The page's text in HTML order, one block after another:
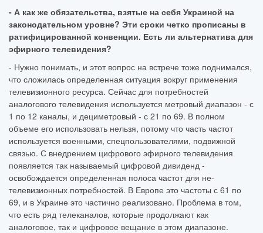
- А как же обязательства, взятые на себя Украиной на
законодательном уровне? Эти сроки четко прописаны в
ратифицированной конвенции. Есть ли альтернатива для
эфирного телевидения?
- Нужно понимать, и этот вопрос на встрече тоже поднимался,
что сложилась определенная ситуация вокруг применения
телевизионного ресурса. Сейчас для потребностей
аналогового телевидения используется метровый диапазон - с
1 по 12 каналы, и дециметровый - с 21 по 69. В полном
объеме его использовать нельзя, потому что часть частот
используется военными, спецпользователями, подвижной
связью. С внедрением цифрового эфирного телевидения
появляется так называемый цифровой дивиденд -
освобождается определенная полоса частот для не-
телевизионных потребностей. В Европе это частоты с 61 по
69, и в Украине это частично реализовано. Проблема в том,
что есть ряд телеканалов, которые продолжают как
аналоговое, так и цифровое вещание в этом диапазоне.